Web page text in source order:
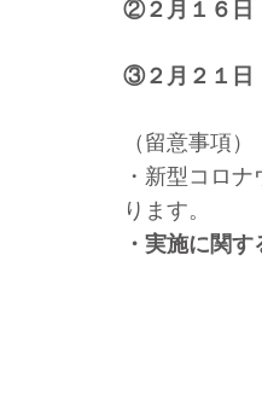
②２月１６日
③２月２１日
（留意事項）
・新型コロ
ります。
・実施に関